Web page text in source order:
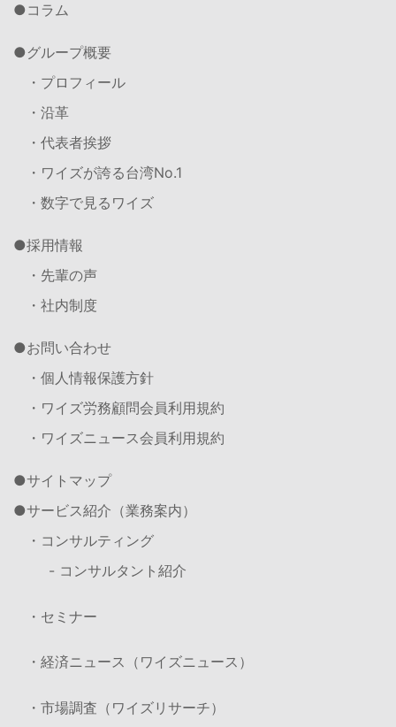
コラム
グループ概要
・プロフィール
・沿革
・代表者挨拶
・ワイズが誇る台湾No.1
・数字で見るワイズ
採用情報
・先輩の声
・社内制度
お問い合わせ
・個人情報保護方針
・ワイズ労務顧問会員利用規約
・ワイズニュース会員利用規約
サイトマップ
サービス紹介（業務案内）
・コンサルティング
- コンサルタント紹介
・セミナー
・経済ニュース（ワイズニュース）
・市場調査（ワイズリサーチ）